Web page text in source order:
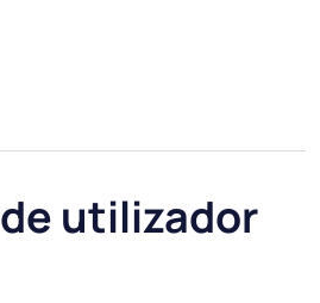
utilizador